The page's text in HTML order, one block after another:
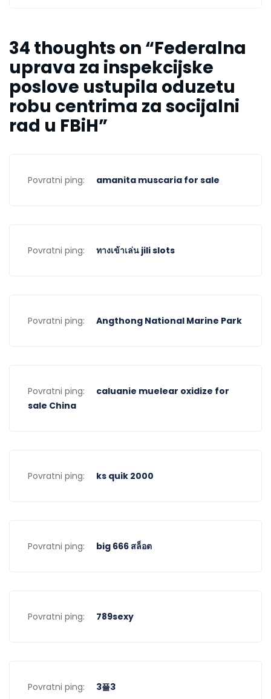
34 thoughts on “Federalna
uprava za inspekcijske
poslove ustupila oduzetu
robu centrima za socijalni
rad u FBiH”
Povratni ping: amanita muscaria for sale
Povratni ping: ทางเข้าเล่น jili slots
Povratni ping: Angthong National Marine Park
Povratni ping:
caluanie muelear oxidize for
sale​ China
Povratni ping: ks quik 2000
Povratni ping: big 666 สล็อต
Povratni ping: 789sexy
Povratni ping: 3플3